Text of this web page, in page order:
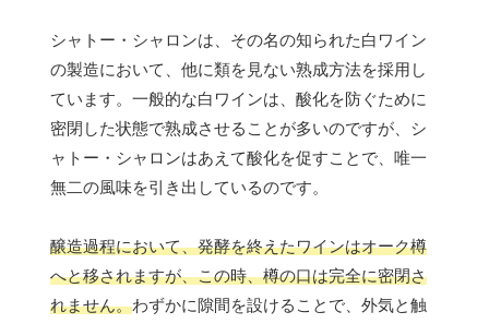
シャトー・シャロンは、その名の知られた白ワイン
の製造において、他に類を見ない熟成方法を採用し
ています。一般的な白ワインは、酸化を防ぐために
密閉した状態で熟成させることが多いのですが、シ
ャトー・シャロンはあえて酸化を促すことで、唯一
無二の風味を引き出しているのです。
醸造過程において、発酵を終えたワインはオーク樽
へと移されますが、この時、樽の口は完全に密閉さ
れません。わずかに隙間を設けることで、外気と触